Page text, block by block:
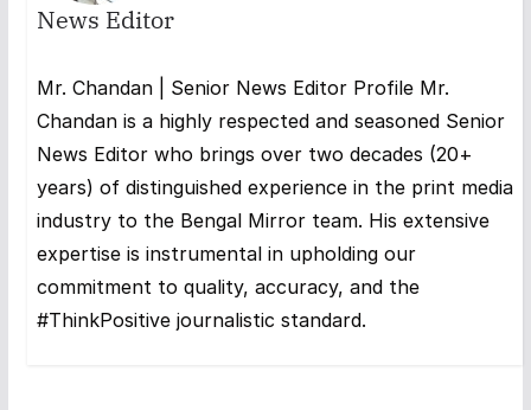
News Editor
Mr. Chandan | Senior News Editor Profile Mr.
Chandan is a highly respected and seasoned Senior
News Editor who brings over two decades (20+
years) of distinguished experience in the print media
industry to the Bengal Mirror team. His extensive
expertise is instrumental in upholding our
commitment to quality, accuracy, and the
#ThinkPositive journalistic standard.